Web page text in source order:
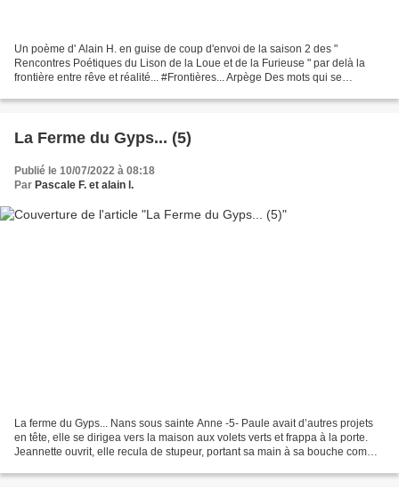
Un poème d' Alain H. en guise de coup d'envoi de la saison 2 des "
Rencontres Poétiques du Lison de la Loue et de la Furieuse " par delà la
frontière entre rêve et réalité... #Frontières... Arpège Des mots qui se
La Ferme du Gyps... (5)
Publié le 10/07/2022 à 08:18
Par Pascale F. et alain l.
La ferme du Gyps... Nans sous sainte Anne -5- Paule avait d’autres projets
en tête, elle se dirigea vers la maison aux volets verts et frappa à la porte.
Jeannette ouvrit, elle recula de stupeur, portant sa main à sa bouche comme